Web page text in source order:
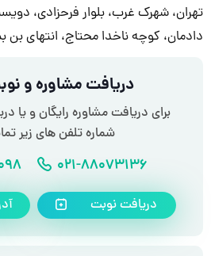
تهران، شهرک غرب، بلوار فرحزادی، دویست
دادمان، کوچه ناخدا محتاج، انتهای
دریافت مشاوره و
برای دریافت مشاوره رایگان و یا
شماره تلفن های زیر
شماره
021-88073136
دریافت نوبت